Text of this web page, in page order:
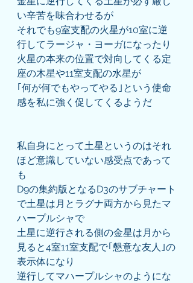
い辛苦を味合わせるが
それでも9室支配の火星が10室に逆
行してラージャ・ヨーガになったり
火星の本来の位置で対向してくる定
座の木星や11室支配の水星が
｢何が何でもやってやる｣という使命
感を私に強く促してくるようだ
私自身にとって土星というのはそれ
ほど意識していない感受点であって
も
D9の集約版となるD3のサブチャート
で土星は月とラグナ両方から見たマ
ハープルシャで
土星に逆行される側の金星は月から
見ると4室11室支配で｢懇意な友人｣の
表示体になり
逆行してマハープルシャのようにな